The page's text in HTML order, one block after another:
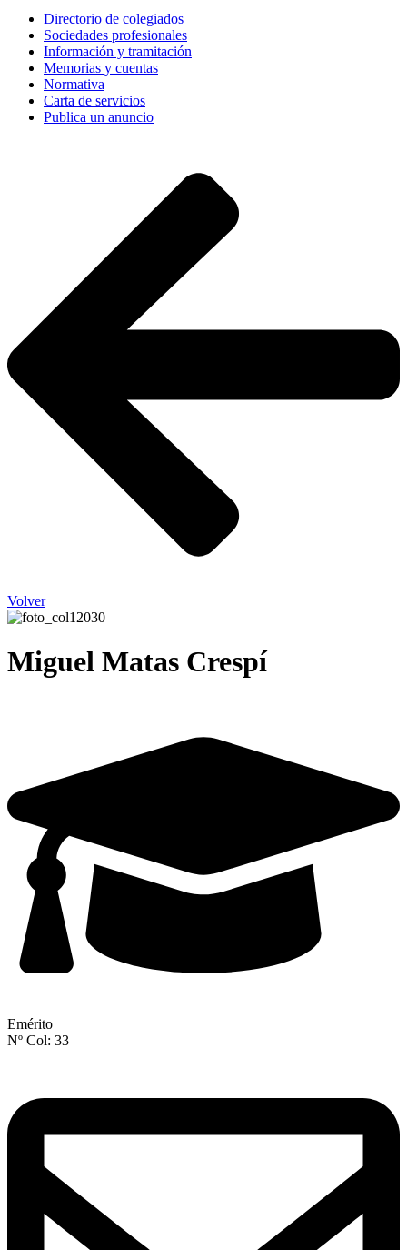
Directorio de colegiados
Sociedades profesionales
Información y tramitación
Memorias y cuentas
Normativa
Carta de servicios
Publica un anuncio
Volver
Miguel Matas Crespí
Emérito
Nº Col: 33